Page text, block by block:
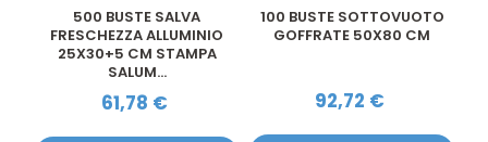
500 BUSTE SALVA
FRESCHEZZA ALLUMINIO
25X30+5 CM STAMPA
SALUM...
61,78 €
100 BUSTE SOTTOVUOTO
GOFFRATE 50X80 CM
92,72 €